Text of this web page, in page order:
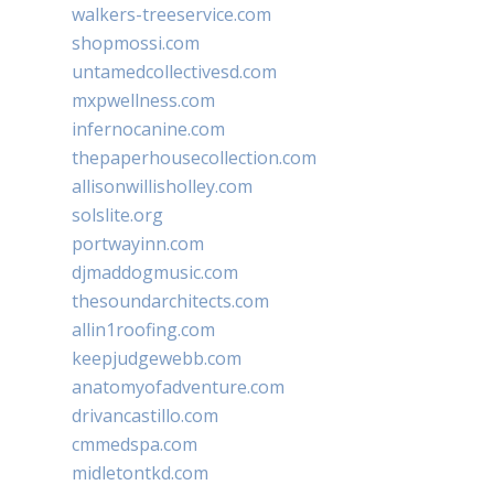
walkers-treeservice.com
shopmossi.com
untamedcollectivesd.com
mxpwellness.com
infernocanine.com
thepaperhousecollection.com
allisonwillisholley.com
solslite.org
portwayinn.com
djmaddogmusic.com
thesoundarchitects.com
allin1roofing.com
keepjudgewebb.com
anatomyofadventure.com
drivancastillo.com
cmmedspa.com
midletontkd.com